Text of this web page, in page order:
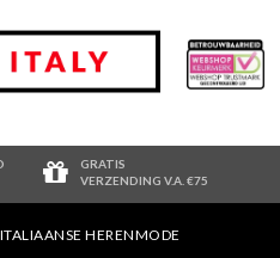
GRATIS
VERZENDING V.A. €75
ITALIAANSE HERENMODE